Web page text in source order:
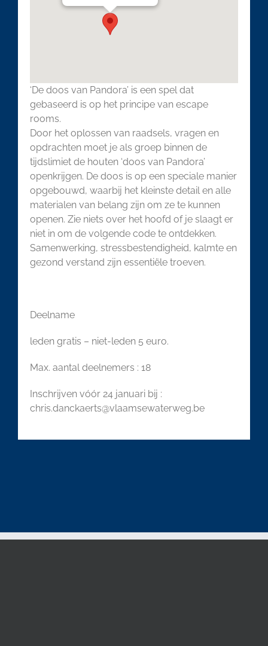
‘De doos van Pandora’ is een spel dat
gebaseerd is op het principe van escape
rooms.
Door het oplossen van raadsels, vragen en
opdrachten moet je als groep binnen de
tijdslimiet de houten ‘doos van Pandora’
openkrijgen. De doos is op een speciale manier
opgebouwd, waarbij het kleinste detail en alle
materialen van belang zijn om ze te kunnen
openen. Zie niets over het hoofd of je slaagt er
niet in om de volgende code te ontdekken.
Samenwerking, stressbestendigheid, kalmte en
gezond verstand zijn essentiële troeven.
Deelname
leden gratis – niet-leden 5 euro.
Max. aantal deelnemers : 18
Inschrijven vóór 24 januari bij :
chris.danckaerts@vlaamsewaterweg.be